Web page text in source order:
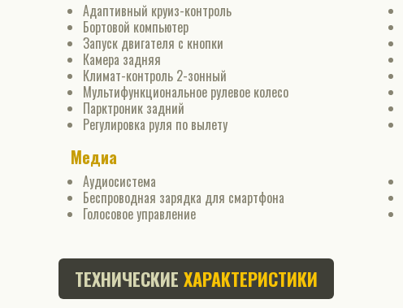
Адаптивный круиз-контроль
Бортовой компьютер
Запуск двигателя с кнопки
Камера задняя
Климат-контроль 2-зонный
Мультифункциональное рулевое колесо
Парктроник задний
Регулировка руля по вылету
Медиа
Аудиосистема
Беспроводная зарядка для смартфона
Голосовое управление
ТЕХНИЧЕСКИЕ ХАРАКТЕРИСТИКИ